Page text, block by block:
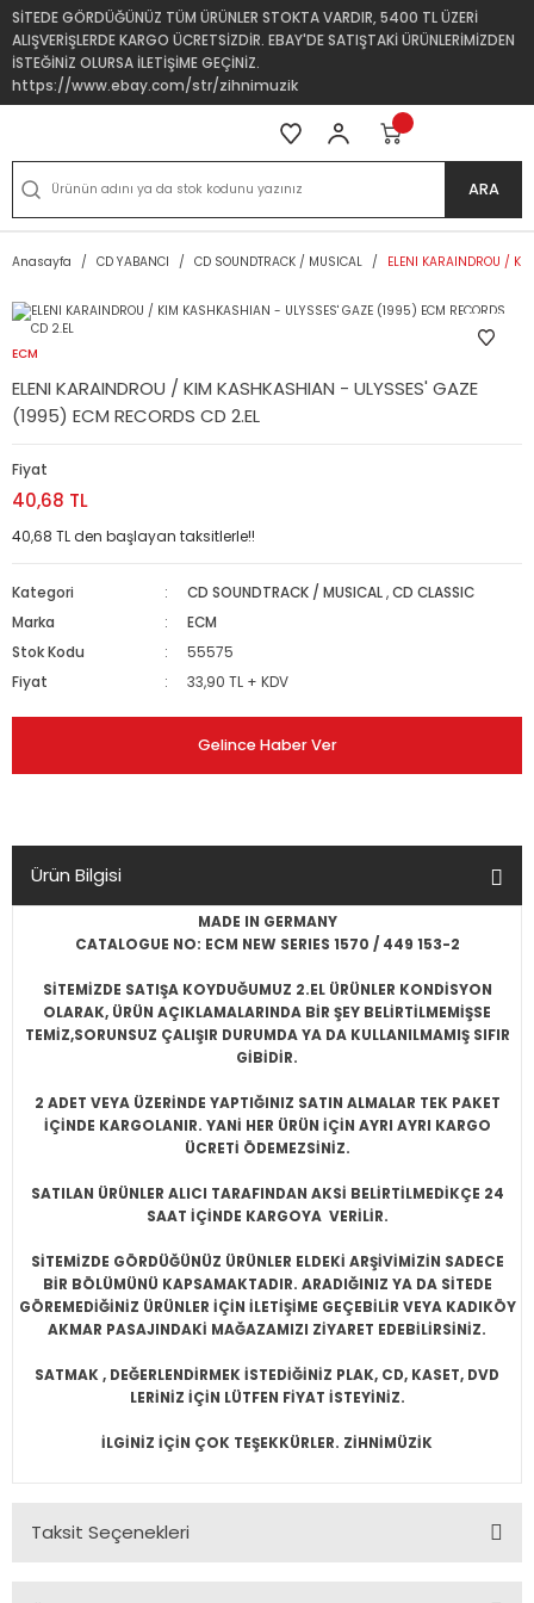
SİTEDE GÖRDÜĞÜNÜZ TÜM ÜRÜNLER STOKTA VARDIR, 5400 TL ÜZERİ
ALIŞVERİŞLERDE KARGO ÜCRETSİZDİR. EBAY'DE SATIŞTAKİ ÜRÜNLERİMİZDEN
İSTEĞİNİZ OLURSA İLETİŞİME GEÇİNİZ.
https://www.ebay.com/str/zihnimuzik
ARA
Anasayfa CD YABANCI CD SOUNDTRACK / MUSICAL ELENI KARAINDROU /
ECM
ELENI KARAINDROU / KIM KASHKASHIAN - ULYSSES' GAZE
(1995) ECM RECORDS CD 2.EL
Fiyat
40,68 TL
40,68 TL den başlayan taksitlerle!!
Kategori CD SOUNDTRACK / MUSICAL ,CD CLASSIC
Marka
ECM
Stok Kodu
55575
Fiyat
33,90 TL + KDV
Gelince Haber Ver
Ürün Bilgisi
MADE IN GERMANY
CATALOGUE NO: ECM NEW SERIES 1570 / 449 153-2
SİTEMİZDE SATIŞA KOYDUĞUMUZ 2.EL ÜRÜNLER KONDİSYON
OLARAK, ÜRÜN AÇIKLAMALARINDA BİR ŞEY BELİRTİLMEMİŞSE
TEMİZ,SORUNSUZ ÇALIŞIR DURUMDA YA DA KULLANILMAMIŞ SIFIR
GİBİDİR.
2 ADET VEYA ÜZERİNDE YAPTIĞINIZ SATIN ALMALAR TEK PAKET
İÇİNDE KARGOLANIR. YANİ HER ÜRÜN İÇİN AYRI AYRI KARGO
ÜCRETİ ÖDEMEZSİNİZ.
SATILAN ÜRÜNLER ALICI TARAFINDAN AKSİ BELİRTİLMEDİKÇE 24
SAAT İÇİNDE KARGOYA VERİLİR.
SİTEMİZDE GÖRDÜĞÜNÜZ ÜRÜNLER ELDEKİ ARŞİVİMİZİN SADECE
BİR BÖLÜMÜNÜ KAPSAMAKTADIR. ARADIĞINIZ YA DA SİTEDE
GÖREMEDİĞİNİZ ÜRÜNLER İÇİN İLETİŞİME GEÇEBİLİR VEYA KADIKÖY
AKMAR PASAJINDAKİ MAĞAZAMIZI ZİYARET EDEBİLİRSİNİZ.
SATMAK , DEĞERLENDİRMEK İSTEDİĞİNİZ PLAK, CD, KASET, DVD
LERİNİZ İÇİN LÜTFEN FİYAT İSTEYİNİZ.
İLGİNİZ İÇİN ÇOK TEŞEKKÜRLER. ZİHNİMÜZİK
Taksit Seçenekleri